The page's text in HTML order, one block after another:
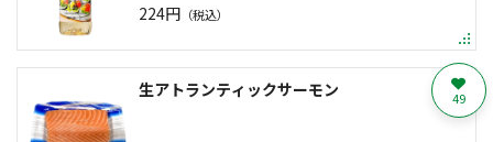
224円 （税込）
生アトランティックサーモン 49